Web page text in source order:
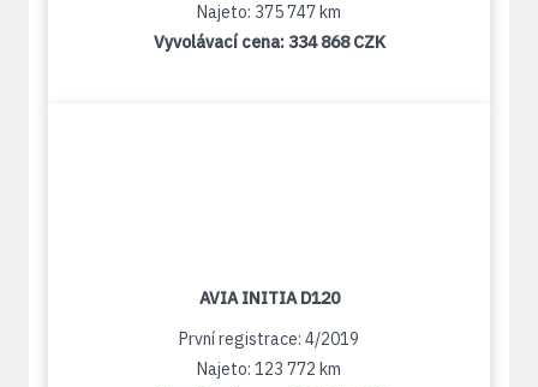
Najeto: 375 747 km
Vyvolávací cena: 334 868 CZK
AVIA INITIA D120
První registrace: 4/2019
Najeto: 123 772 km